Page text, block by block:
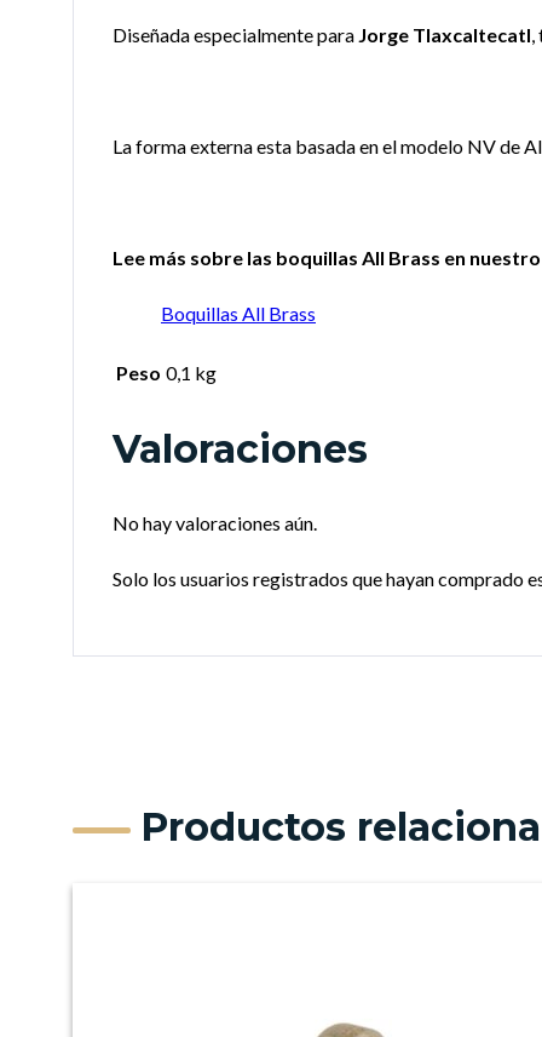
Diseñada especialmente para Jorge Tlaxcaltecatl
La forma externa esta basada en el modelo NV de
Lee más sobre las boquillas All Brass en
Boquillas All Brass
Peso 0,1 kg
Valoraciones
No hay valoraciones aún.
Solo los usuarios registrados que hayan comprado
Productos